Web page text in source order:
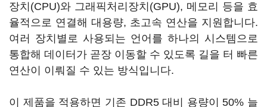
장치(CPU)와 그래픽처리장치(GPU), 메모리 등을 효
율적으로 연결해 대용량, 초고속 연산을 지원합니다.
여러 장치별로 사용되는 언어를 하나의 시스템으로
통합해 데이터가 곧장 이동할 수 있도록 길을 터 빠른
연산이 이뤄질 수 있는 방식입니다.
이 제품을 적용하면 기존 DDR5 대비 용량이 50% 늘